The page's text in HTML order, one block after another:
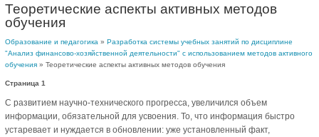
Теоретические аспекты активных методов
обучения
Образование и педагогика » Разработка системы учебных занятий по дисциплине
"Анализ финансово-хозяйственной деятельности" с использованием методов активного
обучения » Теоретические аспекты активных методов обучения
Страница 1
С развитием научно-технического прогресса, увеличился объем
информации, обязательной для усвоения. То, что информация быстро
устаревает и нуждается в обновлении: уже установленный факт,